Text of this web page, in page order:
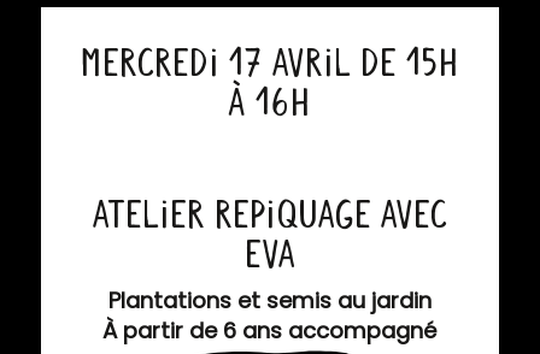
Mercredi 17 avril de 15h
à 16h
Atelier Repiquage avec
Eva
Plantations et semis au jardin
À partir de 6 ans accompagné